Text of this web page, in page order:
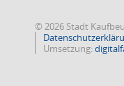
© 2026 Stadt
Umsetzung: